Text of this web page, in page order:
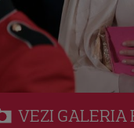
VEZI GALERIA